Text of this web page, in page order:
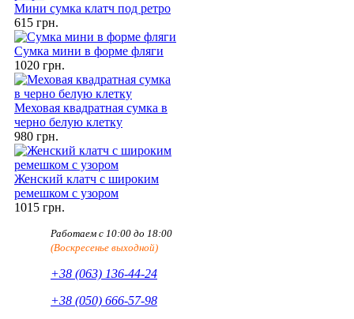
Мини сумка клатч под ретро
615 грн.
Сумка мини в форме фляги
1020 грн.
Меховая квадратная сумка в
черно белую клетку
980 грн.
Женский клатч с широким
ремешком с узором
1015 грн.
Работаем с 10:00 до 18:00
(Воскресенье выходной)
+38 (063) 136-44-24
+38 (050) 666-57-98